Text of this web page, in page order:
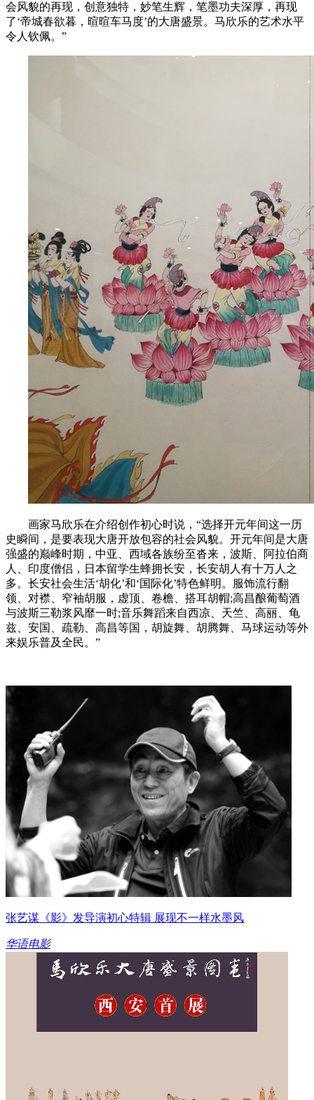
会风貌的再现，创意独特，妙笔生辉，笔墨功夫深厚，再现
了‘帝城春欲暮，暄暄车马度’的大唐盛景。马欣乐的艺术水平
令人钦佩。”
画家马欣乐在介绍创作初心时说，“选择开元年间这一历
史瞬间，是要表现大唐开放包容的社会风貌。开元年间是大唐
强盛的巅峰时期，中亚、西域各族纷至沓来，波斯、阿拉伯商
人、印度僧侣，日本留学生蜂拥长安，长安胡人有十万人之
多。长安社会生活‘胡化’和‘国际化’特色鲜明。服饰流行翻
领、对襟、窄袖胡服，虚顶、卷檐、搭耳胡帽;高昌酿葡萄酒
与波斯三勒浆风靡一时;音乐舞蹈来自西凉、天竺、高丽、龟
兹、安国、疏勒、高昌等国，胡旋舞、胡腾舞、马球运动等外
来娱乐普及全民。”
张艺谋《影》发导演初心特辑 展现不一样水墨风
华语电影